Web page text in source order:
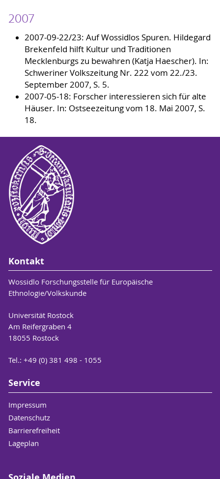
2007
2007-09-22/23: Auf Wossidlos Spuren. Hildegard
Brekenfeld hilft Kultur und Traditionen
Mecklenburgs zu bewahren (Katja Haescher). In:
Schweriner Volkszeitung Nr. 222 vom 22./23.
September 2007, S. 5.
2007-05-18: Forscher interessieren sich für alte
Häuser. In: Ostseezeitung vom 18. Mai 2007, S.
18.
Kontakt
Wossidlo Forschungsstelle für Europäische
Ethnologie/Volkskunde
Universität Rostock
Am Reifergraben 4
18055 Rostock
Tel.: +49 (0) 381 498 - 1055
Service
Impressum
Datenschutz
Barrierefreiheit
Lageplan